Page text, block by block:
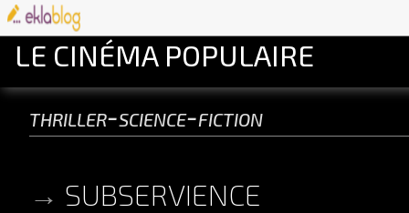
LE CINÉMA POPULAIRE
thriller-science-fiction
SUBSERVIENCE